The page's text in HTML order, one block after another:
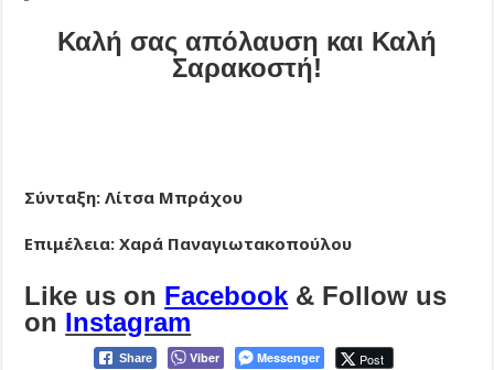
Καλή σας απόλαυση και Καλή
Σαρακοστή!
Σύνταξη: Λίτσα Μπράχου
Επιμέλεια: Χαρά Παναγιωτακοπούλου
Like us on Facebook & Follow us
on Instagram
Share Viber Messenger Post